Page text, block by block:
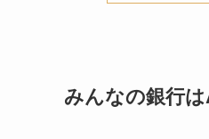
みんなの銀行